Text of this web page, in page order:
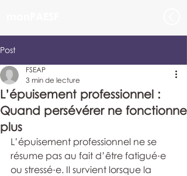
Post
L’épuisement professionnel :
Quand persévérer ne fonctionne
plus
FSEAP
3 min de lecture
L’épuisement professionnel ne se
résume pas au fait d’être fatigué·e
ou stressé·e. Il survient lorsque la